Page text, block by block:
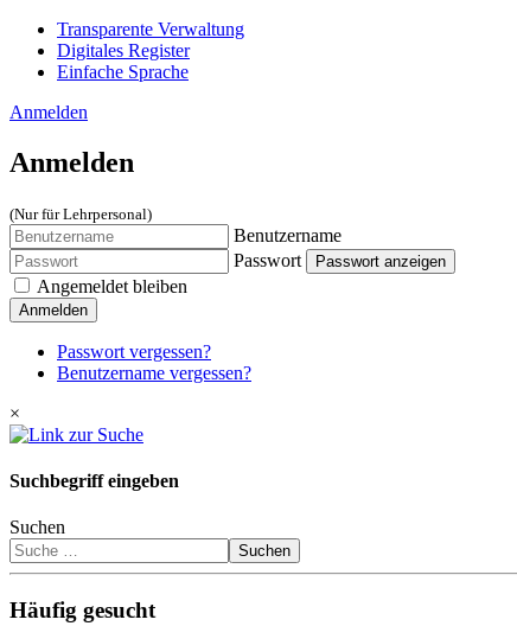
Transparente Verwaltung
Digitales Register
Einfache Sprache
Anmelden
Anmelden
(Nur für Lehrpersonal)
Benutzername
Passwort
Passwort anzeigen
Angemeldet bleiben
Anmelden
Passwort vergessen?
Benutzername vergessen?
×
Suchbegriff eingeben
Suchen
Suchen
Häufig gesucht